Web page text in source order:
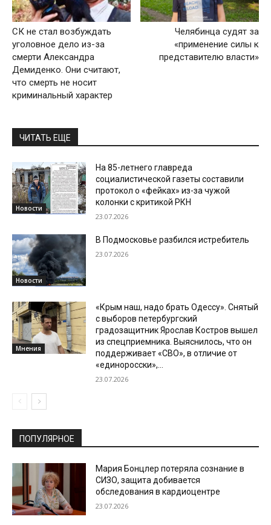
СК не стал возбуждать
уголовное дело из-за
смерти Александра
Демиденко. Они считают,
что смерть не носит
криминальный характер
Челябинца судят за
«применение силы к
представителю власти»
ЧИТАТЬ ЕЩЕ
Новости
На 85-летнего главреда
социалистической газеты составили
протокол о «фейках» из-за чужой
колонки с критикой РКН
23.07.2026
Новости
В Подмосковье разбился истребитель
23.07.2026
Мнения
«Крым наш, надо брать Одессу». Снятый
с выборов петербургский
градозащитник Ярослав Костров вышел
из спецприемника. Выяснилось, что он
поддерживает «СВО», в отличие от
«единоросски»,...
23.07.2026
ПОПУЛЯРНОЕ
Мария Бонцлер потеряла сознание в
СИЗО, защита добивается
обследования в кардиоцентре
23.07.2026